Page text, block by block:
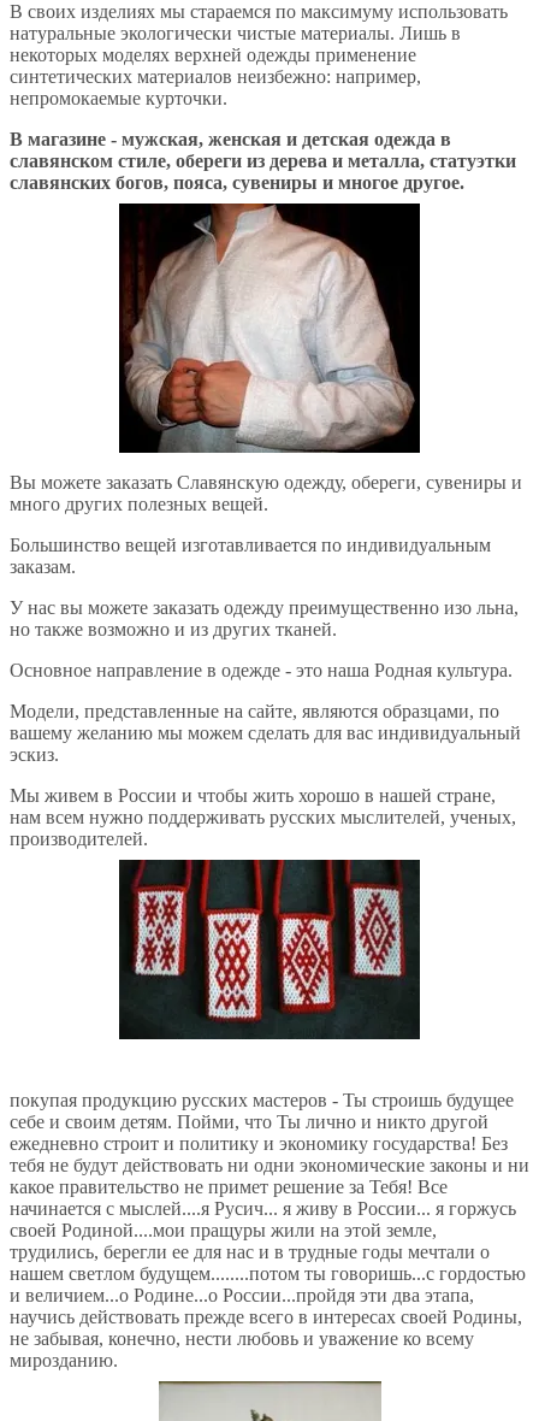
В своих изделиях мы стараемся по максимуму использовать
натуральные экологически чистые материалы. Лишь в
некоторых моделях верхней одежды применение
синтетических материалов неизбежно: например,
непромокаемые курточки.
В магазине - мужская, женская и детская одежда в
славянском стиле, обереги из дерева и металла, статуэтки
славянских богов, пояса, сувениры и многое другое.
Вы можете заказать Славянскую одежду, обереги, сувениры и
много других полезных вещей.
Большинство вещей изготавливается по индивидуальным
заказам.
У нас вы можете заказать одежду преимущественно изо льна,
но также возможно и из других тканей.
Основное направление в одежде - это наша Родная культура.
Модели, представленные на сайте, являются образцами, по
вашему желанию мы можем сделать для вас индивидуальный
эскиз.
Мы живем в России и чтобы жить хорошо в нашей стране,
нам всем нужно поддерживать русских мыслителей, ученых,
производителей.
покупая продукцию русских мастеров - Ты строишь будущее
себе и своим детям. Пойми, что Ты лично и никто другой
ежедневно строит и политику и экономику государства! Без
тебя не будут действовать ни одни экономические законы и ни
какое правительство не примет решение за Тебя! Все
начинается с мыслей....я Русич... я живу в России... я горжусь
своей Родиной....мои пращуры жили на этой земле,
трудились, берегли ее для нас и в трудные годы мечтали о
нашем светлом будущем........потом ты говоришь...с гордостью
и величием...о Родине...о России...пройдя эти два этапа,
научись действовать прежде всего в интересах своей Родины,
не забывая, конечно, нести любовь и уважение ко всему
мирозданию.